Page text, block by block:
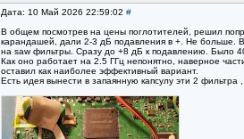
Дата: 10 Май 2026 22:59:02 #
В общем посмотрев на цены поглотителей, решил
карандашей, дали 2-3 дБ подавления в +. Не больше.
на saw фильтры. Сразу до +8 дБ к подавлению. Было
Как оно работает на 2.5 ГГц непонятно, наверное
оставил как наиболее эффективный вариант.
Есть идея вынести в запаянную капсулу эти 2 фильтра